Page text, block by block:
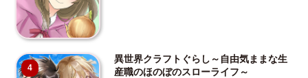
4
異世界クラフトぐらし～自由気ままな生
産職のほのぼのスローライフ～